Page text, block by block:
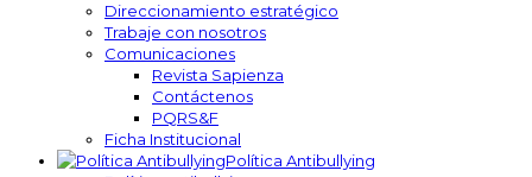
Direccionamiento estratégico
Trabaje con nosotros
Comunicaciones
Revista Sapienza
Contáctenos
PQRS&F
Ficha Institucional
Política Antibullying